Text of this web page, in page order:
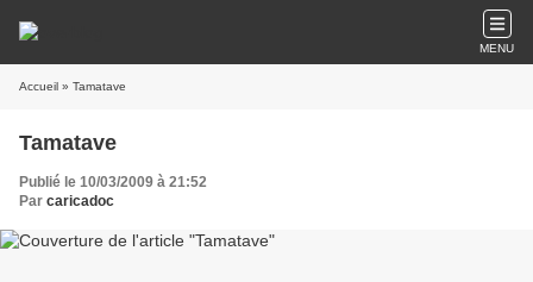
MENU
Accueil » Tamatave
Tamatave
Publié le 10/03/2009 à 21:52
Par caricadoc